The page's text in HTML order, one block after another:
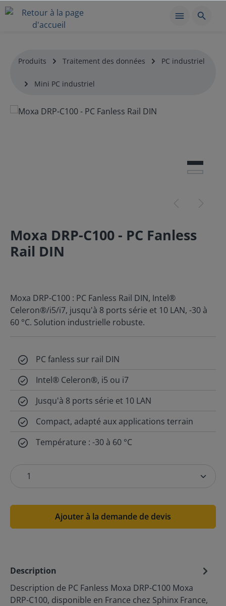
Produits Traitement des données PC industriel
Mini PC industriel
Moxa DRP-C100 - PC Fanless
Rail DIN
Moxa DRP-C100 : PC Fanless Rail DIN, Intel®
Celeron®/i5/i7, jusqu'à 8 ports série et 10 LAN, -30 à
60 °C. Solution industrielle robuste.
PC fanless sur rail DIN
Intel® Celeron®, i5 ou i7
Jusqu'à 8 ports série et 10 LAN
Compact, adapté aux applications terrain
Température : -30 à 60 °C
Ajouter à la demande de devis
Description
Description de PC Fanless Moxa DRP-C100 Moxa
DRP-C100, disponible en France chez Sphinx France,